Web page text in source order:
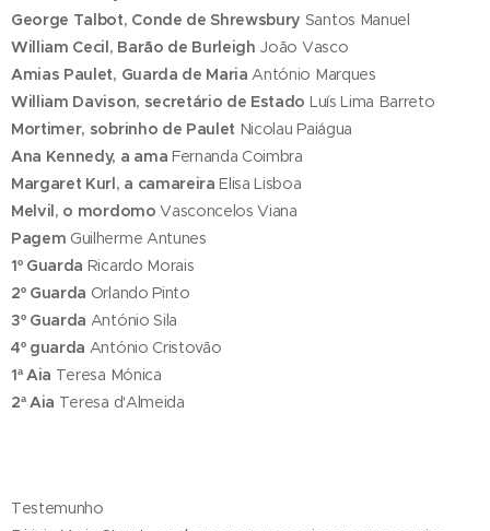
George Talbot, Conde de Shrewsbury Santos Manuel
William Cecil, Barão de Burleigh João Vasco
Amias Paulet, Guarda de MariaAntónio Marques
William Davison, secretário de Estado Luís Lima Barreto
Mortimer, sobrinho de Paulet Nicolau Paiágua
Ana Kennedy, a ama Fernanda Coimbra
Margaret Kurl, a camareira Elisa Lisboa
Melvil, o mordomoVasconcelos Viana
Pagem Guilherme Antunes
1º Guarda Ricardo Morais
2º Guarda Orlando Pinto
3º Guarda António Sila
4º guarda António Cristovão
1ª Aia Teresa Mónica
2ª Aia Teresa d'Almeida
Testemunho